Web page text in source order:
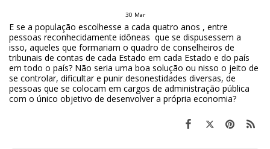
30 Mar
E se a população escolhesse a cada quatro anos , entre
pessoas reconhecidamente idôneas que se dispusessem a
isso, aqueles que formariam o quadro de conselheiros de
tribunais de contas de cada Estado em cada Estado e do país
em todo o país? Não seria uma boa solução ou nisso o jeito de
se controlar, dificultar e punir desonestidades diversas, de
pessoas que se colocam em cargos de administração pública
com o único objetivo de desenvolver a própria economia?